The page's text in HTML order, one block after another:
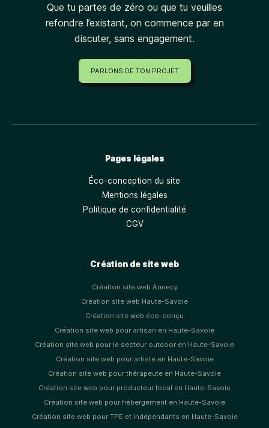
Que tu partes de zéro ou que tu veuilles
refondre l’existant, on commence par en
discuter, sans engagement.
PARLONS DE TON PROJET
Pages légales
Éco-conception du site
Mentions légales
Politique de confidentialité
CGV
Création de site web
Création site web Annecy
Création site web Haute-Savoie
Création site web éco-conçu
Création site web pour artisan en Haute-Savoie
Création site web pour le secteur outdoor en Haute-Savoie
Création site web pour artiste en Haute-Savoie
Création site web pour thérapeute en Haute-Savoie
Création site web pour producteur local en Haute-Savoie
Création site web pour hébergement en Haute-Savoie
Création site web pour TPE et indépendants en Haute-Savoie